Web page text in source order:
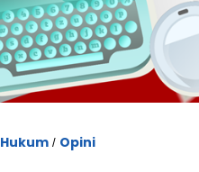
Hukum / Opini